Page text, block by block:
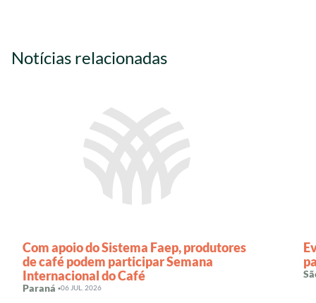
Notícias relacionadas
Com apoio do Sistema Faep, produtores
de café podem participar Semana
Internacional do Café
Paraná ·06 JUL. 2026